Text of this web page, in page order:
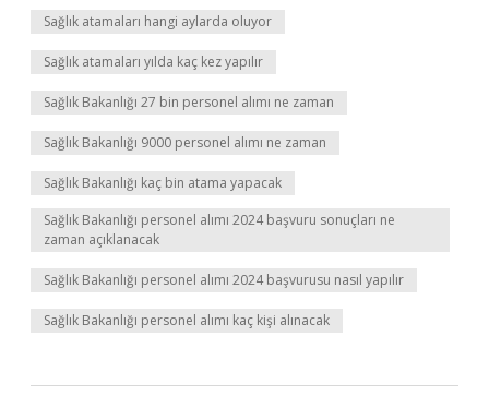
Sağlık atamaları hangi aylarda oluyor
Sağlık atamaları yılda kaç kez yapılır
Sağlık Bakanlığı 27 bin personel alımı ne zaman
Sağlık Bakanlığı 9000 personel alımı ne zaman
Sağlık Bakanlığı kaç bin atama yapacak
Sağlık Bakanlığı personel alımı 2024 başvuru sonuçları ne
zaman açıklanacak
Sağlık Bakanlığı personel alımı 2024 başvurusu nasıl yapılır
Sağlık Bakanlığı personel alımı kaç kişi alınacak